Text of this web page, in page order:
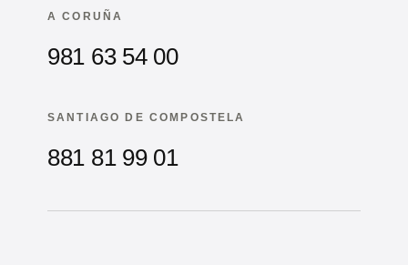
A CORUÑA
981 63 54 00
SANTIAGO DE COMPOSTELA
881 81 99 01